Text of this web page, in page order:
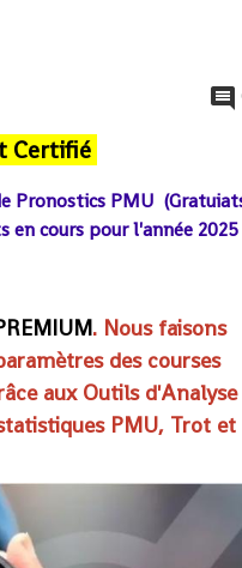
Certifié
Pronostics PMU
cours pour l'année 2025
. Nous faisons
des courses
aux Outils d'Analyse
PMU, Trot et